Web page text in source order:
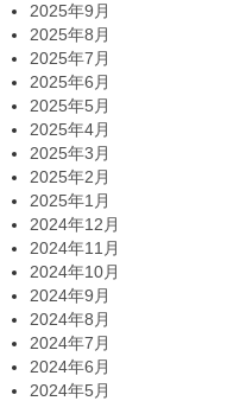
2025年9月
2025年8月
2025年7月
2025年6月
2025年5月
2025年4月
2025年3月
2025年2月
2025年1月
2024年12月
2024年11月
2024年10月
2024年9月
2024年8月
2024年7月
2024年6月
2024年5月